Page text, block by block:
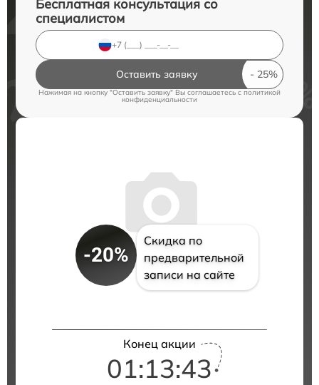
Бесплатная консультация со
специалистом
Оставить заявку
Нажимая на кнопку "Оставить заявку" Вы соглашаетесь cполитикой
конфиденциальности
-20%
Скидка по
предварительной
записи на сайте
Конец акции
01:13:42